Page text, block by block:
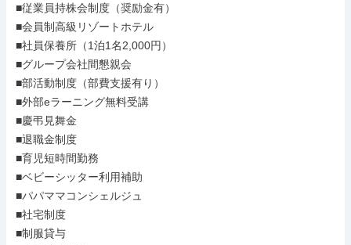
■従業員持株会制度（奨励金有）
■会員制高級リゾートホテル
■社員保養所（1泊1名2,000円）
■グループ会社間懇親会
■部活動制度（部費支援有り）
■外部eラーニング無料受講
■慶弔見舞金
■退職金制度
■育児短時間勤務
■ベビーシッター利用補助
■パパママコンシェルジュ
■社宅制度
■制服貸与